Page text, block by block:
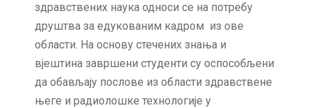
здравствених наука односи се на потребу
друштва за едукованим кадром из ове
области. На основу стечених знања и
вјештина завршени студенти су оспособљени
да обављају послове из области здравствене
његе и радиолошке технологије у